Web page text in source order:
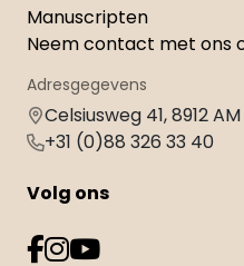
Manuscripten
Neem contact met ons
Adresgegevens
Celsiusweg 41, 8912
+31 (0)88 326 33 40
Volg ons